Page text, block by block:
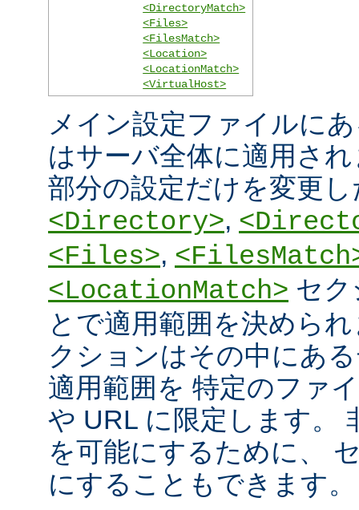
<DirectoryMatch>
<Files>
<FilesMatch>
<Location>
<LocationMatch>
<VirtualHost>
メイン設定ファイルに
はサーバ全体に適用さ
部分の設定だけを変更
<Directory>,
<Files>,
<LocationMatch> セ
とで適用範囲を決めら
クションはその中にあ
適用範囲を 特定のファ
や URL に限定します。
を可能にするために、
にすることもできます。